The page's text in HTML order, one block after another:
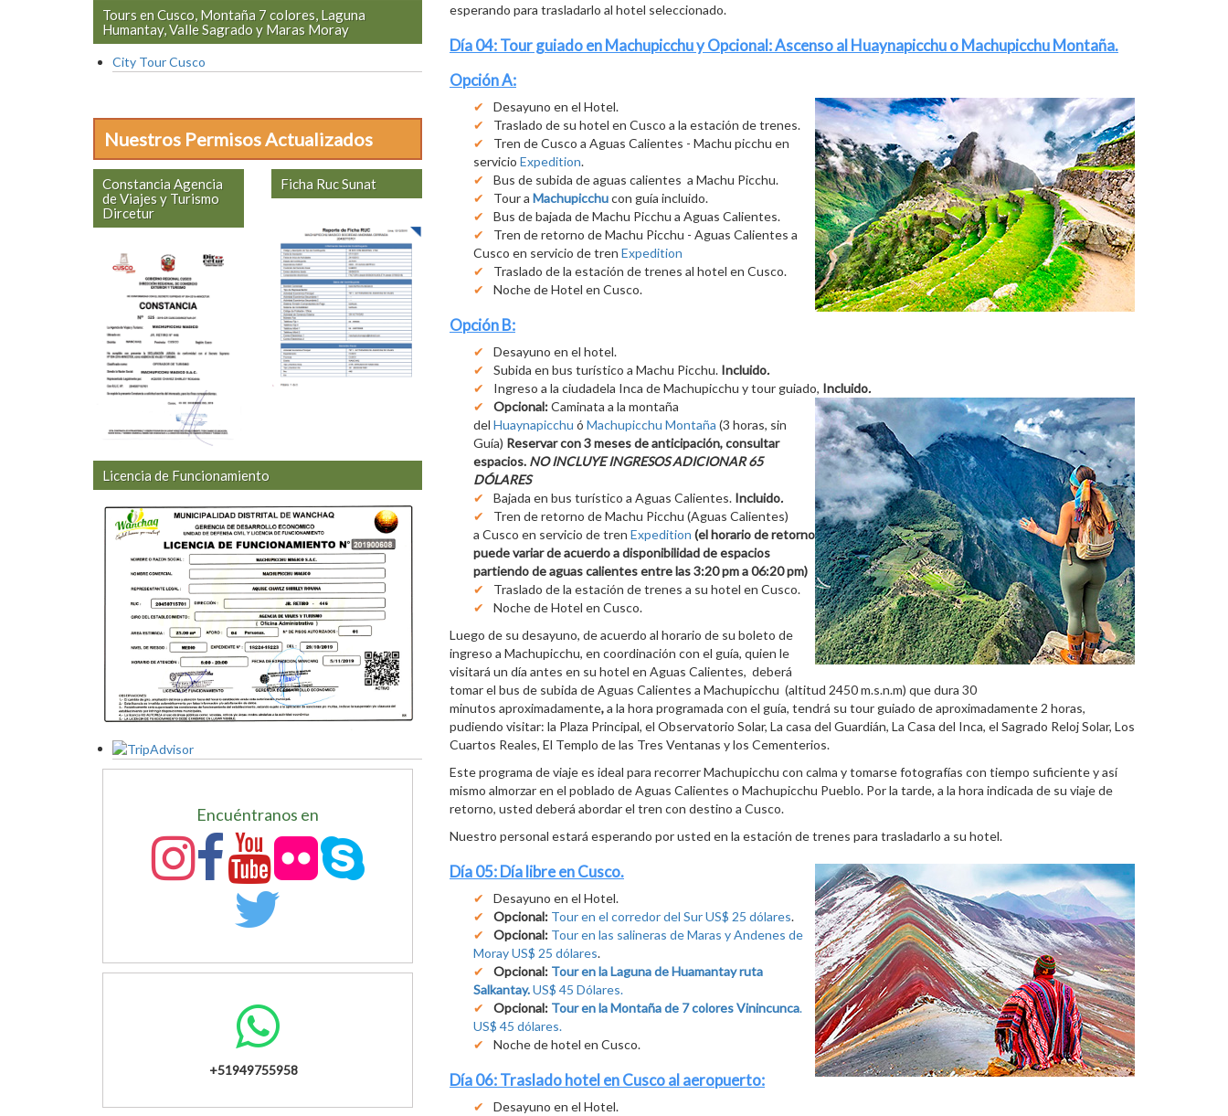
esperando para trasladarlo al hotel seleccionado.
Día 04: Tour guiado en Machupicchu yOpcional:Ascenso al Huaynapicchu o Machupicchu Montaña.
Opción A:
Desayuno en el Hotel.
Traslado de su hotel en Cusco a la estación de trenes.
Tren de Cusco a Aguas Calientes - Machu picchu en
servicio Expedition.
Bus de subida de aguas calientes a Machu Picchu.
Tour a Machupicchucon guía incluido.
Bus de bajada de Machu Picchu a Aguas Calientes.
Tren de retorno de Machu Picchu - Aguas Calientes a
Cusco en servicio de tren Expedition
Traslado de la estación de trenes al hotel en Cusco.
Noche de Hotel en Cusco.
Opción B:
Desayuno en el hotel.
Subida en bus turístico a Machu Picchu. Incluido.
Ingreso a la ciudadela Inca de Machupicchu y tour guiado, Incluido.
Opcional:Caminata a la montaña
del Huaynapicchu ó Machupicchu Montaña (3 horas, sin
Guía) Reservar con 3 meses de anticipación, consultar
espacios. NO INCLUYE INGRESOS ADICIONAR 65
DÓLARES
Bajada en bus turístico a Aguas Calientes. Incluido.
Tren de retorno de Machu Picchu (Aguas Calientes)
a Cusco en servicio de tren Expedition (el horario de retorno
puede variar de acuerdo a disponibilidad de espacios
partiendo de aguas calientes entre las 3:20 pm a 06:20 pm)
Traslado de la estación de trenes a su hotel en Cusco.
Noche de Hotel en Cusco.
Luego de su desayuno, de acuerdo al horario de su boleto de
ingreso a Machupicchu, en coordinación con el guía, quien le
visitará un día antes en su hotel en Aguas Calientes, deberá
tomar el bus de subida de Aguas Calientes a Machupicchu (altitud 2450 m.s.n.m) que dura 30
minutos aproximadamente,a la hora programada con el guía, tendrá su tour guiado de aproximadamente 2 horas,
pudiendo visitar: la Plaza Principal, el Observatorio Solar, La casa del Guardián, La Casa del Inca, el Sagrado Reloj Solar, Los
Cuartos Reales, El Templo de las Tres Ventanas y los Cementerios.
Este programa de viaje es ideal para recorrer Machupicchu con calma y tomarse fotografías con tiempo suficiente y así
mismo almorzar en el poblado de Aguas Calientes o Machupicchu Pueblo. Por la tarde, a la hora indicada de su viaje de
retorno, usted deberá abordar el tren con destino a Cusco.
Nuestro personal estará esperando por usted en la estación de trenes para trasladarlo a su hotel.
Día 05: Día libre en Cusco.
Desayuno en el Hotel.
Opcional: Tour en el corredor del Sur US$ 25 dólares.
Opcional: Tour en las salineras de Maras y Andenes de
Moray US$ 25 dólares.
Opcional: Tour en la Laguna de Huamantay ruta
Salkantay.US$ 45 Dólares.
Opcional: Tour en la Montaña de 7 colores Vinincunca.
US$ 45 dólares.
Noche de hotel en Cusco.
Día 06: Traslado hotel en Cusco al aeropuerto:
Desayuno en el Hotel.
Tours en Cusco, Montaña 7 colores, Laguna
Humantay, Valle Sagrado y Maras Moray
City Tour Cusco
Nuestros Permisos Actualizados
Constancia Agencia
de Viajes y Turismo
Dircetur
Ficha Ruc Sunat
Licencia de Funcionamiento
Encuéntranos en
+51949755958